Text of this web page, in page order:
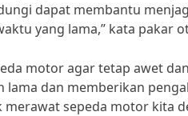
dapat membantu
yang lama,” kata pakar
motor agar tetap awet
dan memberikan
sepeda motor kita